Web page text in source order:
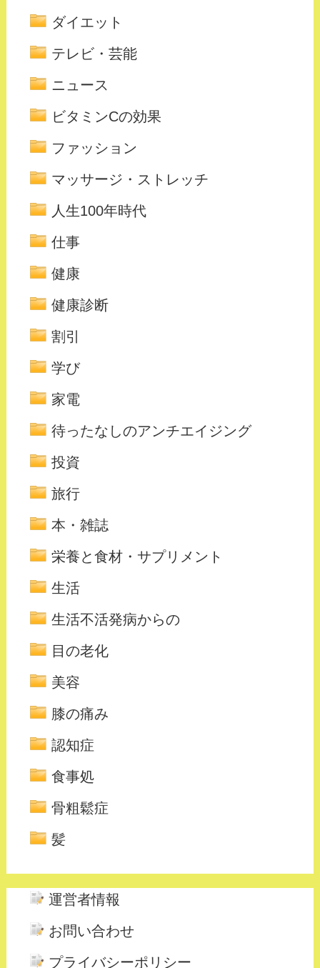
ダイエット
テレビ・芸能
ニュース
ビタミンCの効果
ファッション
マッサージ・ストレッチ
人生100年時代
仕事
健康
健康診断
割引
学び
家電
待ったなしのアンチエイジング
投資
旅行
本・雑誌
栄養と食材・サプリメント
生活
生活不活発病からの
目の老化
美容
膝の痛み
認知症
食事処
骨粗鬆症
髪
運営者情報
お問い合わせ
プライバシーポリシー